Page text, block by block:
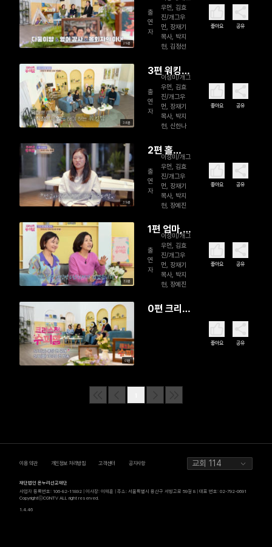
29분
오브 더 슈
퍼, 초중고
4남매 다둥
이맘
출
연
자
우먼, 김효
진/개그우
먼, 장재기
목사, 박지
현, 김정선
좋아요 공유
38분
3편 워킹맘
의 하루
는 출근 무
한 반복
출
연
자
이성미/개그
우먼, 김효
진/개그우
먼, 장재기
목사, 박지
현, 신한나
좋아요 공유
39분
2편 홀
로 육아
의 최고
봉, 해외 선
교지 육아
출
연
자
이성미/개그
우먼, 김효
진/개그우
먼, 장재기
목사, 박지
현, 장예진
좋아요 공유
32분
1편 엄마,
존재만으로
도 충분히
슈퍼맘!!
출
연
자
이성미/개그
우먼, 김효
진/개그우
먼, 장재기
목사, 박지
현, 장예진
좋아요 공유
01분
0편 크리스
좋아요 공유
이용 약관 개인정보 처리방침 고객센터 공지사항 교회 114
재단법인 온누리선교재단
사업자 등록번호: 106-82-11892 | 이사장: 이재훈 | 주소: 서울특별시 용산구 서빙고로 59길 8 | 대표 번호: 02-792-0691
CopyrightⓒCGNTV ALL right reserved.
1.4.46